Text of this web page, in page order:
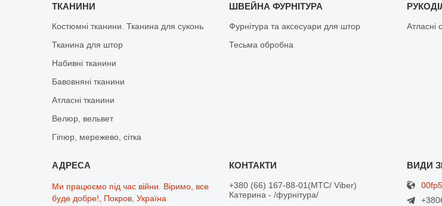
ТКАНИНИ
Костюмні тканини. Тканина для суконь
Тканина для штор
Набивні тканини
Бавовняні тканини
Атласні тканини
Велюр, вельвет
Гіпюр, мережево, сітка
ШВЕЙНА ФУРНІТУРА
Фурнітура та аксесуари для штор
Тесьма обробна
Атласні
Ми працюємо під час війни. Віримо, все
буде добре!, Покров, Україна
+380 (66) 167-88-01 МТС/ Viber
Катерина - /фурнітура/